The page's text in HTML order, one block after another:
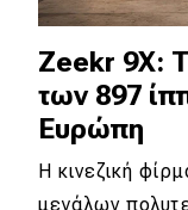
Zeekr 9X:
των 897
Ευρώπη
Η κινεζική
μεγάλων